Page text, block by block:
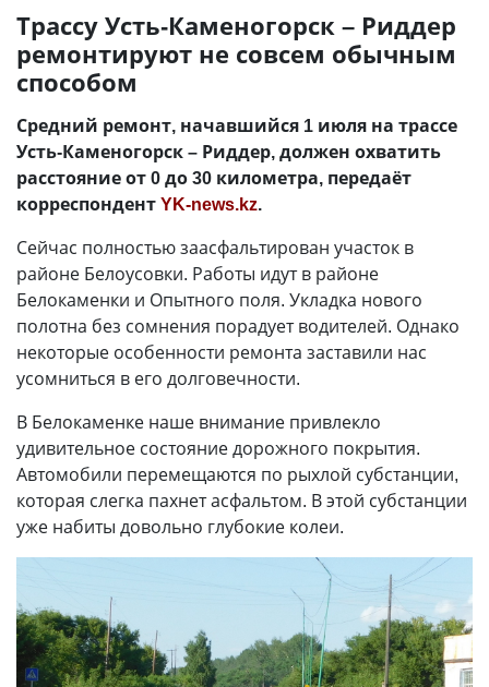
Трассу Усть-Каменогорск – Риддер
ремонтируют не совсем обычным
способом
Средний ремонт, начавшийся 1 июля на трассе
Усть-Каменогорск – Риддер, должен охватить
расстояние от 0 до 30 километра, передаёт
корреспондентYK-news.kz.
Сейчас полностью заасфальтирован участок в
районе Белоусовки. Работы идут в районе
Белокаменки и Опытного поля. Укладка нового
полотна без сомнения порадует водителей. Однако
некоторые особенности ремонта заставили нас
усомниться в его долговечности.
В Белокаменке наше внимание привлекло
удивительное состояние дорожного покрытия.
Автомобили перемещаются по рыхлой субстанции,
которая слегка пахнет асфальтом. В этой субстанции
уже набиты довольно глубокие колеи.